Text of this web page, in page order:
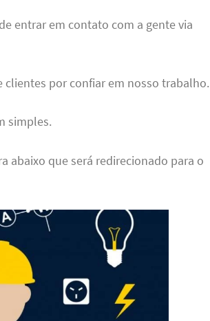
entrar em contato com a gente via
clientes por confiar em nosso trabalho.
simples.
abaixo que será redirecionado para o